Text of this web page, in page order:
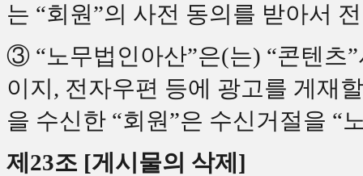
는 “회원”의 사전 동의를 받아서
③ “노무법인아산”은(는) “콘텐츠
이지, 전자우편 등에 광고를 게재
을 수신한 “회원”은 수신거절을 “
제23조 [게시물의 삭제]